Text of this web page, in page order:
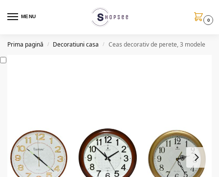
MENU
0
Prima pagină / Decoratiuni casa / Ceas decorativ de perete, 3 modele